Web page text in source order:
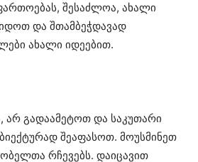
შესაძლოა, ახალი
და შთამბეჭდავად
ახალი იდეებით.
არ გადაამეტოთ და საკუთარი
შეაფასოთ. მოუსმინეთ
რჩევებს. დაიცავით